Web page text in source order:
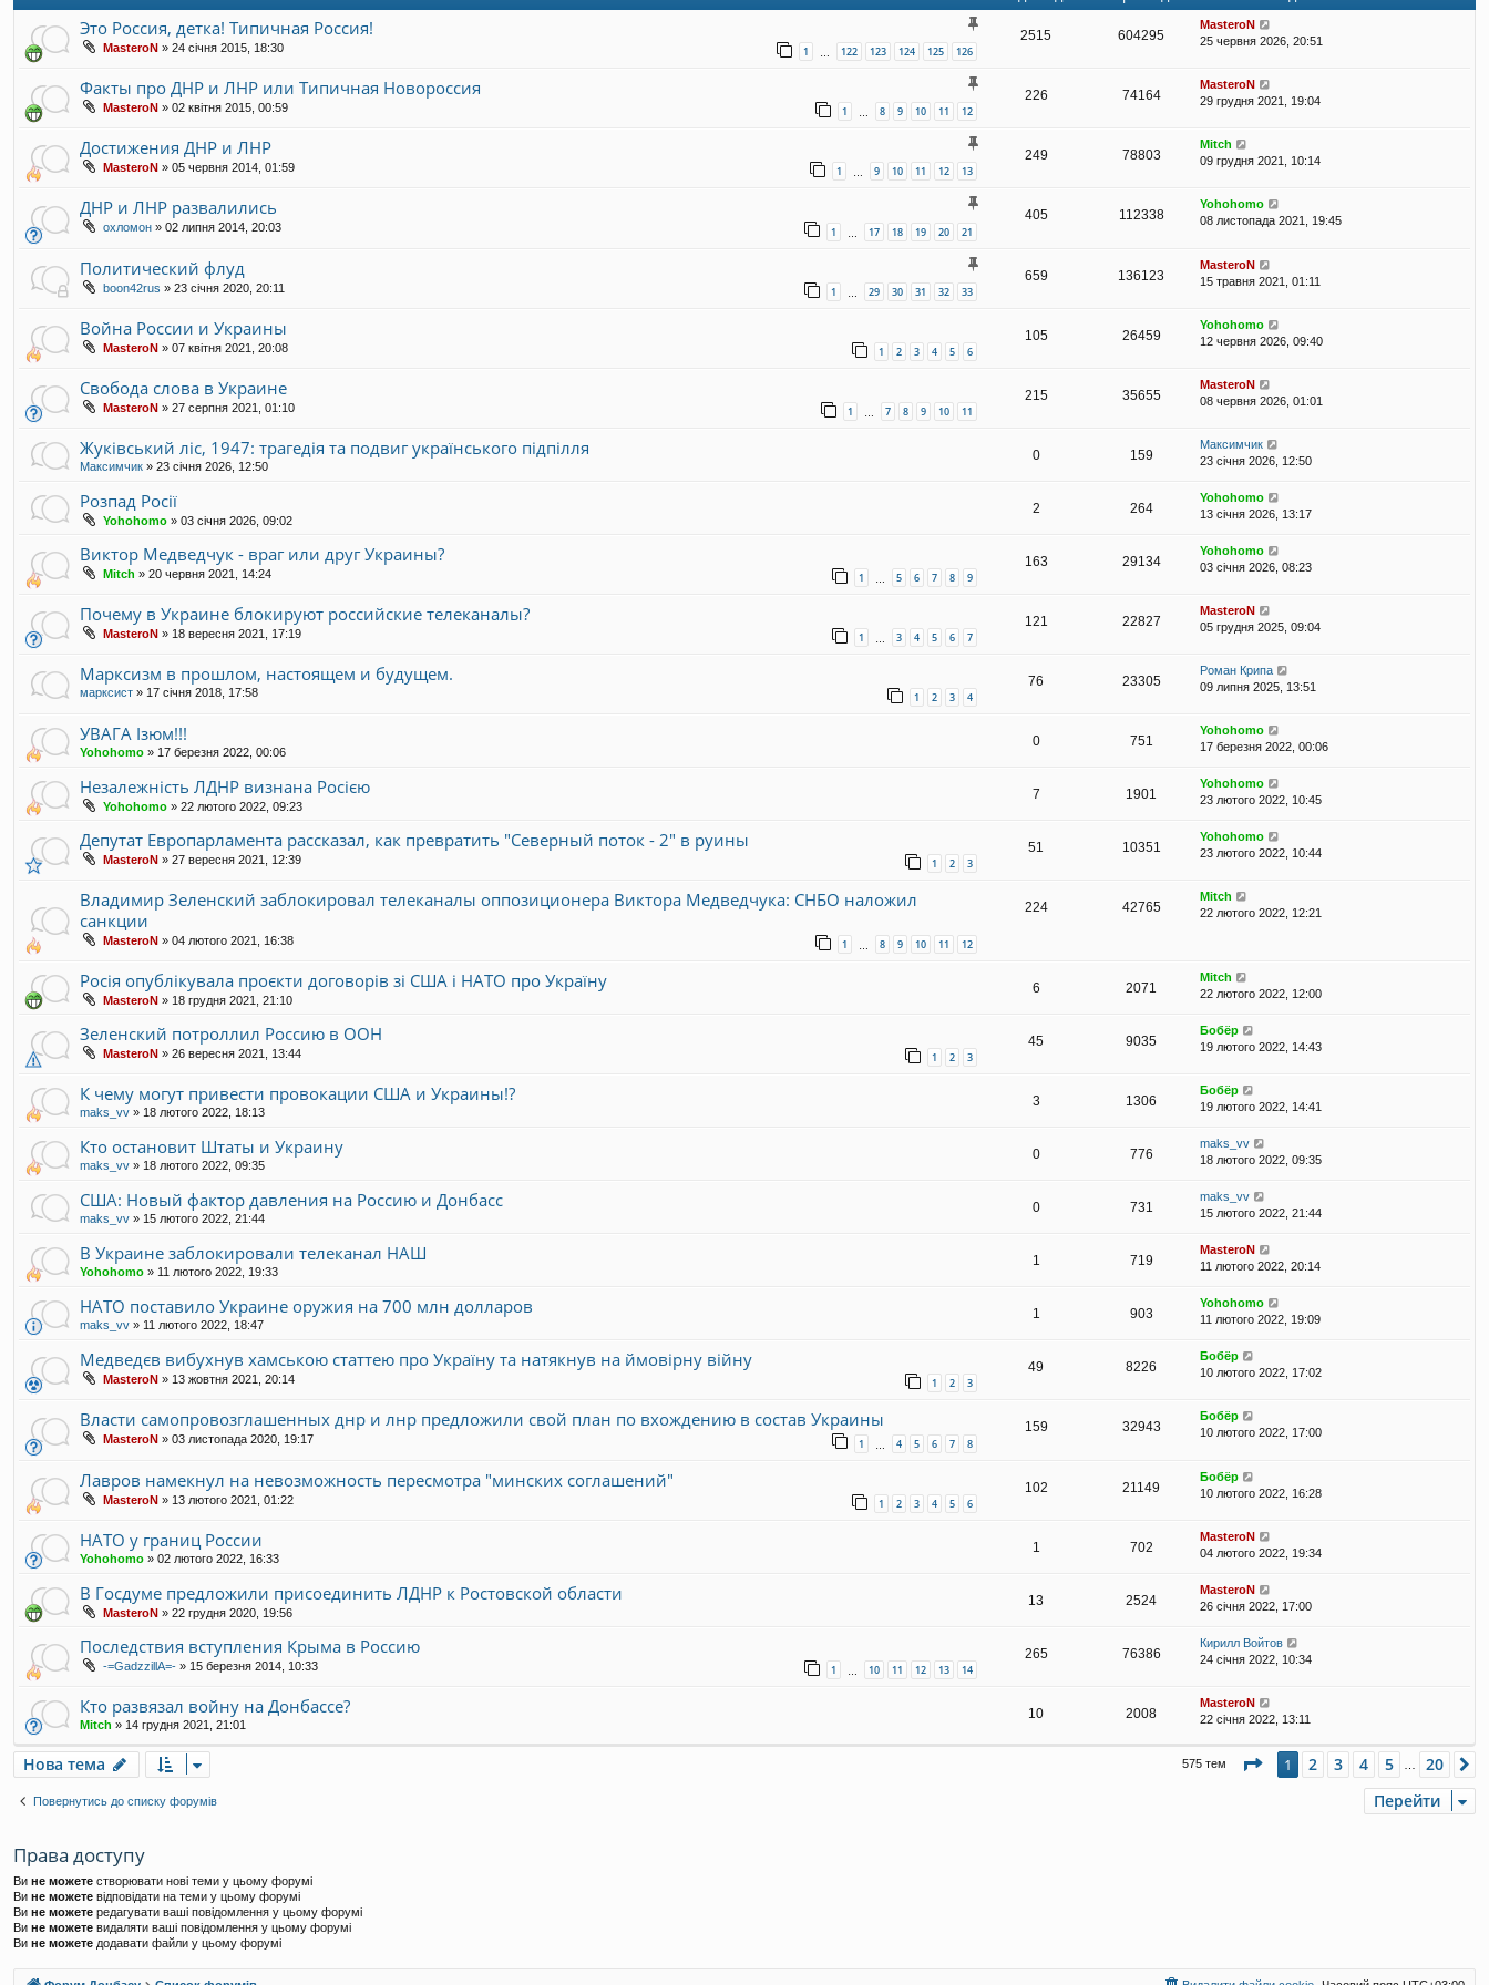
я
м
л
е
я
д
е
є
п
і
д
е
н
я
Это Россия, детка! Типичная Россия!
MasteroN » 24 січня 2015, 18:30 1 … 122 123 124 125 126
2515 604295
MasteroN
25 червня 2026, 20:51
Факты про ДНР и ЛНР или Типичная Новороссия
MasteroN » 02 квітня 2015, 00:59 1 … 8 9 10 11 12
226 74164
MasteroN
29 грудня 2021, 19:04
Достижения ДНР и ЛНР
MasteroN » 05 червня 2014, 01:59 1 … 9 10 11 12 13
249 78803
Mitch
09 грудня 2021, 10:14
ДНР и ЛНР развалились
охломон » 02 липня 2014, 20:03 1 17 18 19 20 21
405 112338
Yohohomo
08 листопада 2021, 19:45
Политический флуд
boon42rus » 23 січня 2020, 20:11 1 29 30 31 32 33
659 136123
MasteroN
15 травня 2021, 01:11
Война России и Украины
MasteroN » 07 квітня 2021, 20:08 1 2 3 4 5 6
105 26459
Yohohomo
12 червня 2026, 09:40
Свобода слова в Украине
MasteroN » 27 серпня 2021, 01:10 1 7 8 9 10 11
215 35655
MasteroN
08 червня 2026, 01:01
Жуківський ліс, 1947: трагедія та подвиг українського підпілля
Максимчик » 23 січня 2026, 12:50
0 159
Максимчик
23 січня 2026, 12:50
Розпад Росії
Yohohomo » 03 січня 2026, 09:02
2 264
Yohohomo
13 січня 2026, 13:17
Виктор Медведчук - враг или друг Украины?
Mitch » 20 червня 2021, 14:24 1 5 6 7 8 9
163 29134
Yohohomo
03 січня 2026, 08:23
Почему в Украине блокируют российские телеканалы?
MasteroN » 18 вересня 2021, 17:19 1 … 3 4 5 6 7
121 22827
MasteroN
05 грудня 2025, 09:04
Марксизм в прошлом, настоящем и будущем.
марксист » 17 січня 2018, 17:58 1 2 3 4
76 23305
Роман Крипа
09 липня 2025, 13:51
УВАГА Ізюм!!!
Yohohomo » 17 березня 2022, 00:06
0 751
Yohohomo
17 березня 2022, 00:06
Незалежність ЛДНР визнана Росією
Yohohomo » 22 лютого 2022, 09:23
7 1901
Yohohomo
23 лютого 2022, 10:45
Депутат Европарламента рассказал, как превратить "Северный поток - 2" в руины
MasteroN » 27 вересня 2021, 12:39 1 2 3
51 10351
Yohohomo
23 лютого 2022, 10:44
Владимир Зеленский заблокировал телеканалы оппозиционера Виктора Медведчука: СНБО наложил
санкции
MasteroN » 04 лютого 2021, 16:38 1 … 8 9 10 11 12
224 42765
Mitch
22 лютого 2022, 12:21
Росія опублікувала проєкти договорів зі США і НАТО про Україну
MasteroN » 18 грудня 2021, 21:10
6 2071
Mitch
22 лютого 2022, 12:00
Зеленский потроллил Россию в ООН
MasteroN » 26 вересня 2021, 13:44 1 2 3
45 9035
Бобёр
19 лютого 2022, 14:43
К чему могут привести провокации США и Украины!?
maks_vv » 18 лютого 2022, 18:13
3 1306
Бобёр
19 лютого 2022, 14:41
Кто остановит Штаты и Украину
maks_vv » 18 лютого 2022, 09:35
0 776
maks_vv
18 лютого 2022, 09:35
США: Новый фактор давления на Россию и Донбасс
maks_vv » 15 лютого 2022, 21:44
0 731
maks_vv
15 лютого 2022, 21:44
В Украине заблокировали телеканал НАШ
Yohohomo » 11 лютого 2022, 19:33
1 719
MasteroN
11 лютого 2022, 20:14
НАТО поставило Украине оружия на 700 млн долларов
maks_vv » 11 лютого 2022, 18:47
1 903
Yohohomo
11 лютого 2022, 19:09
Медведєв вибухнув хамською статтею про Україну та натякнув на ймовірну війну
MasteroN » 13 жовтня 2021, 20:14 1 2 3
49 8226
Бобёр
10 лютого 2022, 17:02
Власти самопровозглашенных днр и лнр предложили свой план по вхождению в состав Украины
MasteroN » 03 листопада 2020, 19:17 1 4 5 6 7 8
159 32943
Бобёр
10 лютого 2022, 17:00
Лавров намекнул на невозможность пересмотра "минских соглашений"
MasteroN » 13 лютого 2021, 01:22 1 2 3 4 5 6
102 21149
Бобёр
10 лютого 2022, 16:28
НАТО у границ России
Yohohomo » 02 лютого 2022, 16:33
1 702
MasteroN
04 лютого 2022, 19:34
В Госдуме предложили присоединить ЛДНР к Ростовской области
MasteroN » 22 грудня 2020, 19:56
13 2524
MasteroN
26 січня 2022, 17:00
Последствия вступления Крыма в Россию
-=GadzzillA=- » 15 березня 2014, 10:33 1 10 11 12 13 14
265 76386
Кирилл Войтов
24 січня 2022, 10:34
Кто развязал войну на Донбассе?
Mitch » 14 грудня 2021, 21:01
10 2008
MasteroN
22 січня 2022, 13:11
Нова тема 575 тем Сторінка1 з20
1 2 3 4 5 20
Повернутись до списку форумів Перейти
Права доступу
Ви не можете створювати нові теми у цьому форумі
Ви не можете відповідати на теми у цьому форумі
Ви не можете редагувати ваші повідомлення у цьому форумі
Ви не можете видаляти ваші повідомлення у цьому форумі
Ви не можете додавати файли у цьому форумі